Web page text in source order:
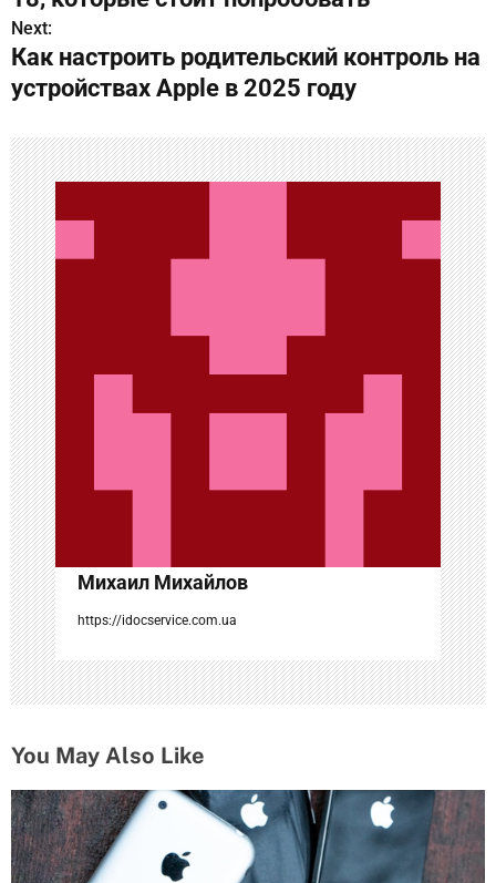
в
и
а
ц
и
я
п
о
з
а
п
и
с
я
м
Next:
Как настроить родительский контроль на
устройствах Apple в 2025 году
Михаил Михайлов
https://idocservice.com.ua
You May Also Like